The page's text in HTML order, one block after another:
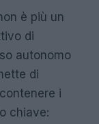
è più un
di
autonomo
di
i
chiave: